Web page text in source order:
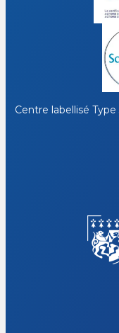
Centre labellisé Type